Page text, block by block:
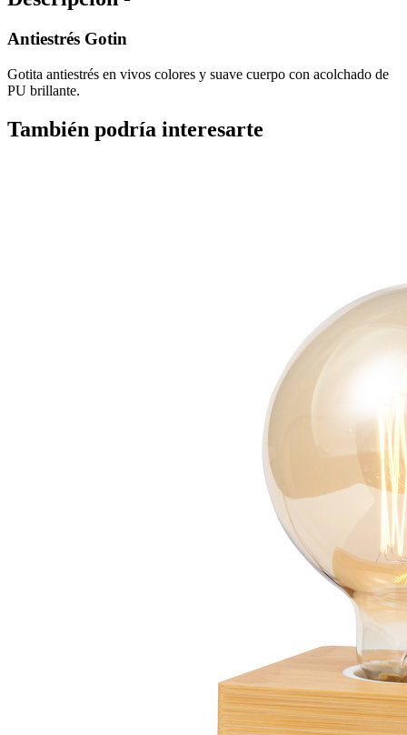
Antiestrés Gotin
Gotita antiestrés en vivos colores y suave cuerpo con acolchado de
PU brillante.
También podría interesarte